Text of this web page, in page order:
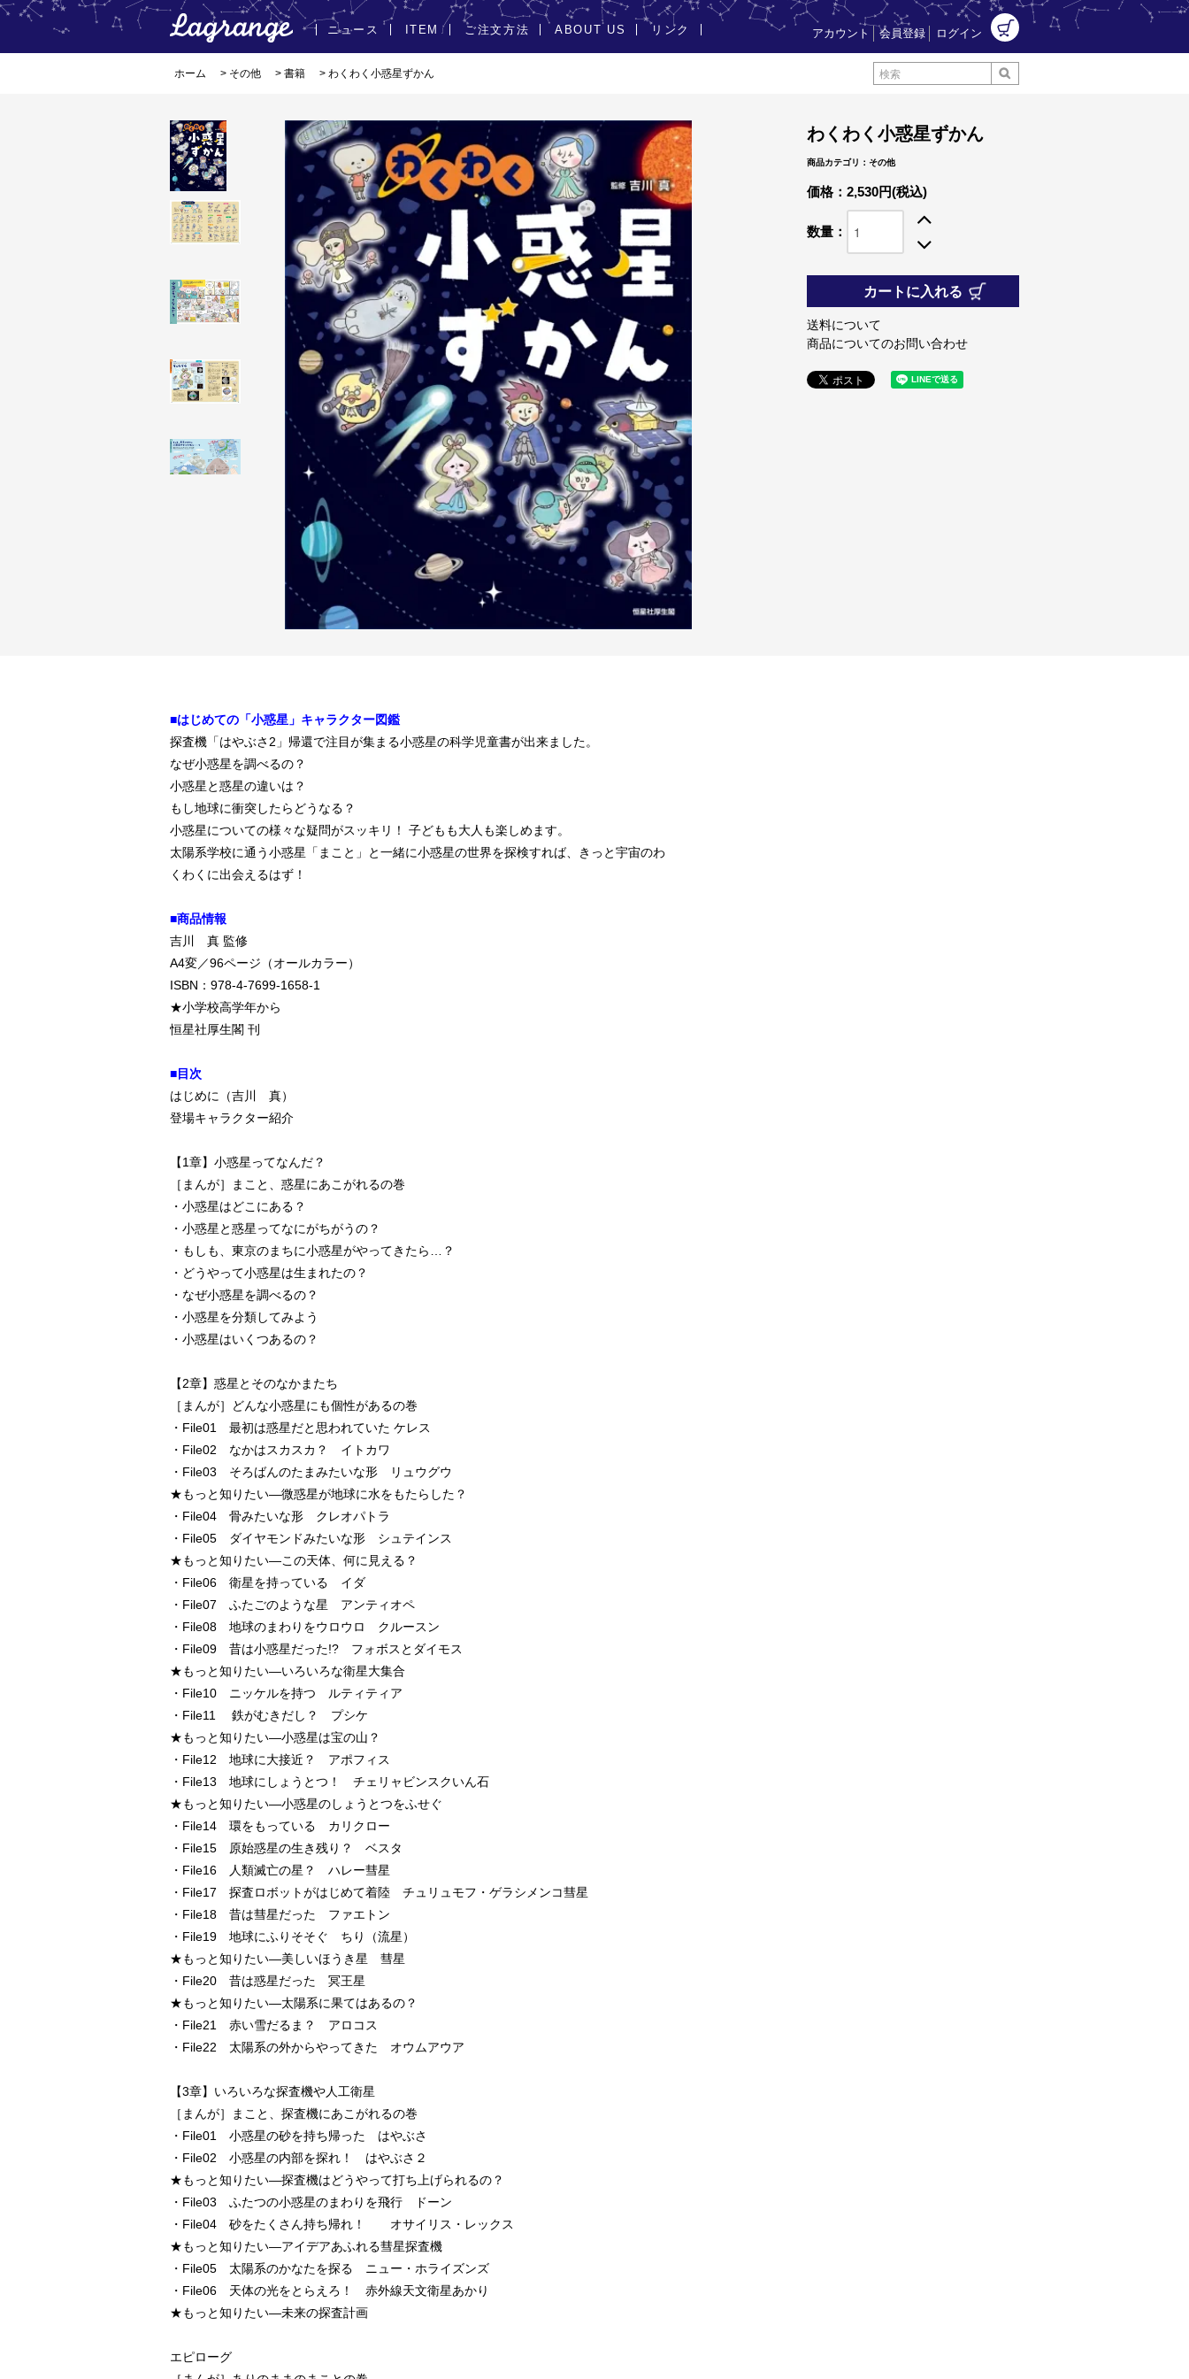
アカウント 会員登録 ログイン
ニュース ITEM ご注文方法 ABOUT US リンク
ホーム > その他 > 書籍 > わくわく小惑星ずかん
わくわく小惑星ずかん
商品カテゴリ：その他
価格：2,530円(税込)
数量：
カートに入れる
送料について
商品についてのお問い合わせ
■はじめての「小惑星」キャラクター図鑑
探査機「はやぶさ2」帰還で注目が集まる小惑星の科学児童書が出来ました。
なぜ小惑星を調べるの？
小惑星と惑星の違いは？
もし地球に衝突したらどうなる？
小惑星についての様々な疑問がスッキリ！ 子どもも大人も楽しめます。
太陽系学校に通う小惑星「まこと」と一緒に小惑星の世界を探検すれば、きっと宇宙のわ
くわくに出会えるはず！
■商品情報
吉川 真 監修
A4変／96ページ（オールカラー）
ISBN：978-4-7699-1658-1
★小学校高学年から
恒星社厚生閣 刊
■目次
はじめに（吉川 真）
登場キャラクター紹介
【1章】小惑星ってなんだ？
［まんが］まこと、惑星にあこがれるの巻
・小惑星はどこにある？
・小惑星と惑星ってなにがちがうの？
・もしも、東京のまちに小惑星がやってきたら…？
・どうやって小惑星は生まれたの？
・なぜ小惑星を調べるの？
・小惑星を分類してみよう
・小惑星はいくつあるの？
【2章】惑星とそのなかまたち
［まんが］どんな小惑星にも個性があるの巻
・File01 最初は惑星だと思われていた ケレス
・File02 なかはスカスカ？ イトカワ
・File03 そろばんのたまみたいな形 リュウグウ
★もっと知りたい―微惑星が地球に水をもたらした？
・File04 骨みたいな形 クレオパトラ
・File05 ダイヤモンドみたいな形 シュテインス
★もっと知りたい―この天体、何に見える？
・File06 衛星を持っている イダ
・File07 ふたごのような星 アンティオペ
・File08 地球のまわりをウロウロ クルースン
・File09 昔は小惑星だった!? フォボスとダイモス
★もっと知りたい―いろいろな衛星大集合
・File10 ニッケルを持つ ルティティア
・File11 鉄がむきだし？ プシケ
★もっと知りたい―小惑星は宝の山？
・File12 地球に大接近？ アポフィス
・File13 地球にしょうとつ！ チェリャビンスクいん石
★もっと知りたい―小惑星のしょうとつをふせぐ
・File14 環をもっている カリクロー
・File15 原始惑星の生き残り？ ベスタ
・File16 人類滅亡の星？ ハレー彗星
・File17 探査ロボットがはじめて着陸 チュリュモフ・ゲラシメンコ彗星
・File18 昔は彗星だった ファエトン
・File19 地球にふりそそぐ ちり（流星）
★もっと知りたい―美しいほうき星 彗星
・File20 昔は惑星だった 冥王星
★もっと知りたい―太陽系に果てはあるの？
・File21 赤い雪だるま？ アロコス
・File22 太陽系の外からやってきた オウムアウア
【3章】いろいろな探査機や人工衛星
［まんが］まこと、探査機にあこがれるの巻
・File01 小惑星の砂を持ち帰った はやぶさ
・File02 小惑星の内部を探れ！ はやぶさ２
★もっと知りたい―探査機はどうやって打ち上げられるの？
・File03 ふたつの小惑星のまわりを飛行 ドーン
・File04 砂をたくさん持ち帰れ！ オサイリス・レックス
★もっと知りたい―アイデアあふれる彗星探査機
・File05 太陽系のかなたを探る ニュー・ホライズンズ
・File06 天体の光をとらえろ！ 赤外線天文衛星あかり
★もっと知りたい―未来の探査計画
エピローグ